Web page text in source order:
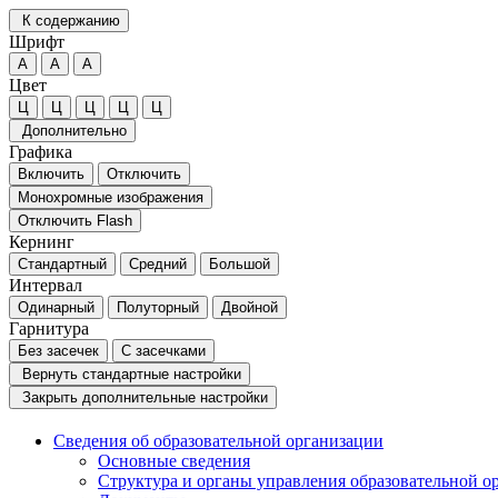
К содержанию
Шрифт
А А А
Цвет
Ц Ц Ц Ц
Ц
Дополнительно
Графика
Включить
Отключить
Монохромные изображения
Отключить Flash
Кернинг
Стандартный Средний Большой
Интервал
Одинарный Полуторный Двойной
Гарнитура
Без засечек
С засечками
Вернуть стандартные настройки
Закрыть дополнительные настройки
Сведения об образовательной организации
Основные сведения
Структура и органы управления образовательной